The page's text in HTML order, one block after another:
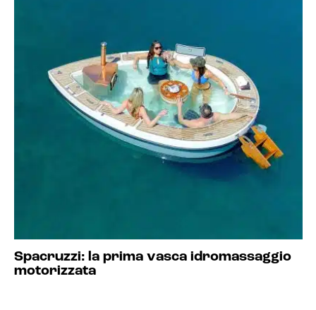
Spacruzzi: la prima vasca idromassaggio
motorizzata